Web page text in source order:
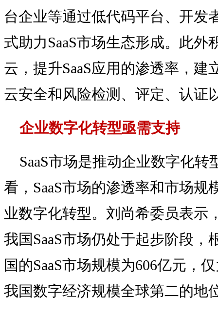
台企业等通过低代码平台、开发
式助力SaaS市场生态形成。此外
云，提升SaaS应用的渗透率，建
云安全和风险检测、评定、认证
企业数字化转型亟需支持
SaaS市场是推动企业数字化
看，SaaS市场的渗透率和市场规
业数字化转型。刘尚希委员表示
我国SaaS市场仍处于起步阶段，
国的SaaS市场规模为606亿元，
我国数字经济规模全球第二的地